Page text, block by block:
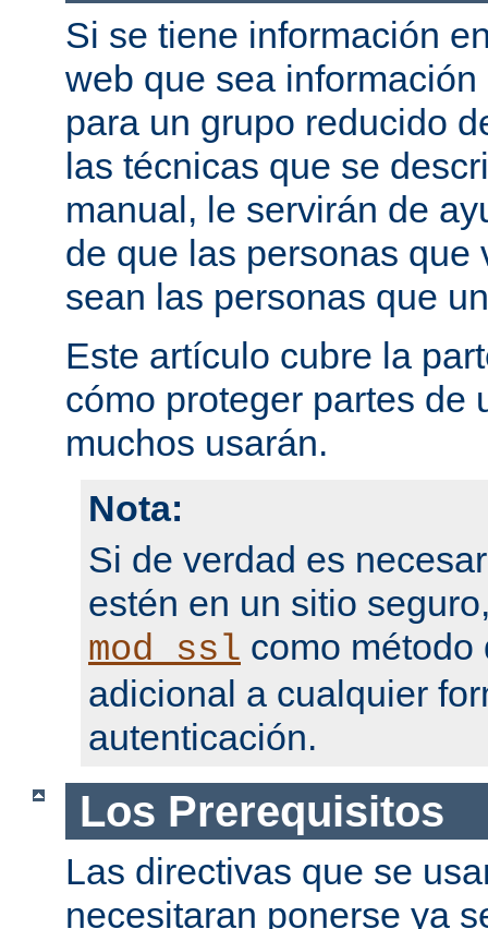
Si se tiene información
web que sea
para un grupo reducido
las técnicas que se
manual, le servirán de
de que las personas que
sean las personas que
Este artículo cubre la
cómo proteger partes de
muchos usarán.
Nota:
Si de verdad es
estén en un sitio
mod_ssl como método
adicional a cualquier
autenticación.
Los Prerequisitos
Las directivas que se
necesitaran ponerse ya